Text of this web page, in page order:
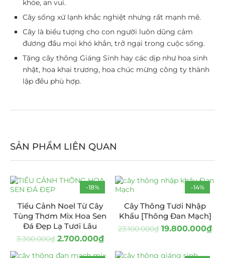
khỏe, an vui.
Cây sống xứ lạnh khắc nghiệt nhưng rất mạnh mẽ.
Cây là biểu tượng cho con người luôn dũng cảm
đương đầu mọi khó khắn, trở ngại trong cuộc sống.
Tặng cây thông Giáng Sinh hay các dịp như hoa sinh
nhật, hoa khai trương, hoa chúc mừng công ty thành
lập đều phù hợp.
SẢN PHẨM LIÊN QUAN
-18%
Tiểu Cảnh Noel Từ Cây
Tùng Thơm Mix Hoa Sen
Đá Đẹp Lạ Tươi Lâu
3.300.000₫ 2.700.000₫
-14%
Cây Thông Tươi Nhập
Khẩu [Thông Đan Mạch]
23.100.000₫ 19.800.000₫